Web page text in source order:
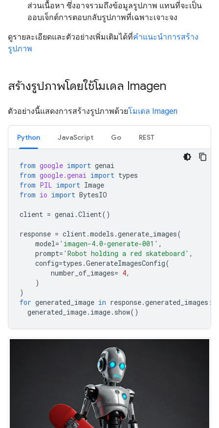
ส่วนเนื้อหา ซึ่งอาจรวมถึงข้อมูลรูปภาพ แทนที่จะเป็น
ออบเจ็กต์การตอบกลับรูปภาพที่เฉพาะเจาะจง
ดูรายละเอียดและตัวอย่างเพิ่มเติมได้ที่คำแนะนำการสร้าง
รูปภาพ
สร้างรูปภาพโดยใช้โมเดล Imagen
ตัวอย่างนี้แสดงการสร้างรูปภาพด้วยโมเดล Imagen
Python JavaScript Go REST
from google import genai
from google.genai import types
from PIL import Image
from io import BytesIO
client = genai .Client()
response = client.models .generate_images(
model= 'imagen-4.0-generate-001' ,
prompt= 'Robot holding a red skateboard' ,
config=types .GenerateImagesConfig(
number_of_images= 4,
)
)
for generated_image in response.generated_images :
generated_image. image. show()